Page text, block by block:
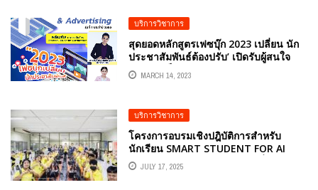
บริการวิชาการ
สุดยอดหลักสูตรเฟซบุ๊ก 2023 เปลี่ยน นัก
ประชาสัมพันธ์ต้องปรับ’ เปิดรับผู้สนใจ
เรียนรู้เคล็ดลับกับหลักสูตร “สร้างนัก
ประชาสัมพันธ์และโฆษณา FACEBOOK
ระดับประเทศ อ.ดร.ต้นรัก ธวัชชัย สุขสีดา
MARCH 14, 2023
บริการวิชาการ
โครงการอบรมเชิงปฎิบัติการสำหรับ
นักเรียน SMART STUDENT FOR AI
GENERATION โดยวิทยากรผู้เชี่ยวชาญ
ด้าน AI อ.ดร.ต้นรัก ธวัชชัย สุขสีดา
JULY 17, 2025